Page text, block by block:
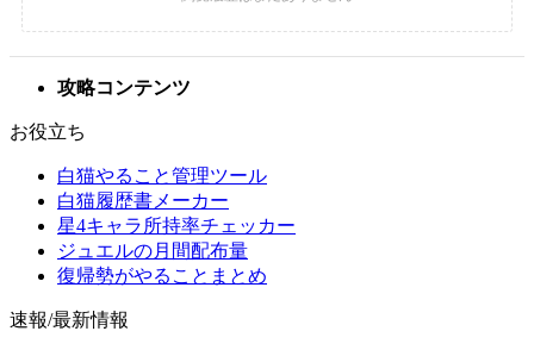
攻略コンテンツ
お役立ち
白猫やること管理ツール
白猫履歴書メーカー
星4キャラ所持率チェッカー
ジュエルの月間配布量
復帰勢がやることまとめ
速報/最新情報